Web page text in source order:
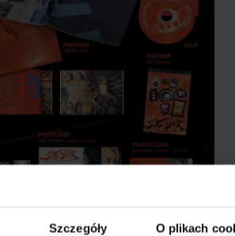
Szczegóły O plikach